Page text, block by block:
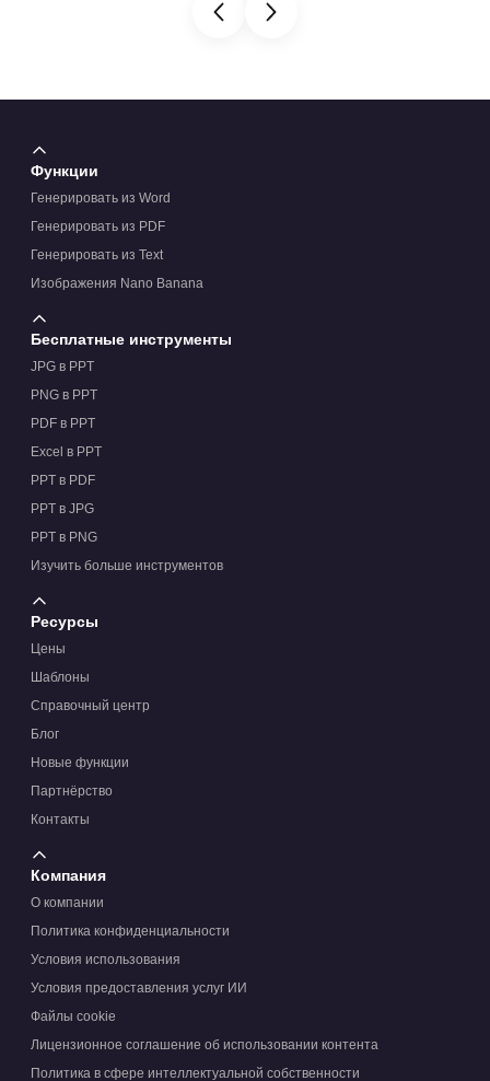
Функции
Генерировать из Word
Генерировать из PDF
Генерировать из Text
Изображения Nano Banana
Бесплатные инструменты
JPG в PPT
PNG в PPT
PDF в PPT
Excel в PPT
PPT в PDF
PPT в JPG
PPT в PNG
Изучить больше инструментов
Ресурсы
Цены
Шаблоны
Справочный центр
Блог
Новые функции
Партнёрство
Контакты
Компания
О компании
Политика конфиденциальности
Условия использования
Условия предоставления услуг ИИ
Файлы cookie
Лицензионное соглашение об использовании контента
Политика в сфере интеллектуальной собственности